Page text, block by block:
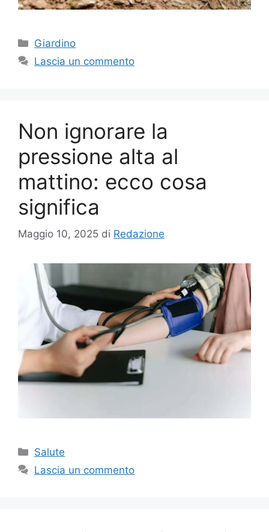
Categorie
Giardino
Lascia un commento
Non ignorare la
pressione alta al
mattino: ecco cosa
significa
Maggio 10, 2025 di Redazione
Categorie
Salute
Lascia un commento